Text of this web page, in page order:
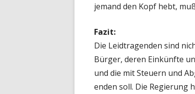
jemand den Kopf hebt,
Fazit:
Die Leidtragenden sind
Bürger, deren Einkünfte
und die mit Steuern und
enden soll. Die Regierung